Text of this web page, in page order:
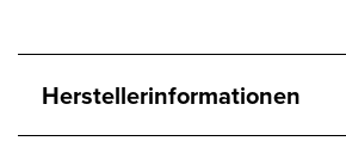
Herstellerinformationen